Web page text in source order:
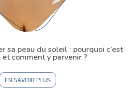
sa peau du soleil : pourquoi c’est
comment y parvenir ?
EN SAVOIR PLUS